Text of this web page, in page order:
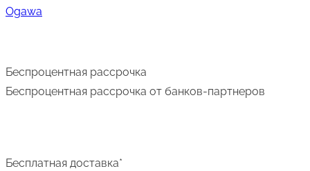
Ogawa
Беспроцентная рассрочка
Беспроцентная рассрочка от банков-партнеров
Бесплатная доставка*